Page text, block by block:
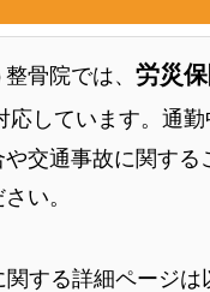
骨院では、 労災
応しています。通勤
交通事故に関する
い。
する詳細ページは